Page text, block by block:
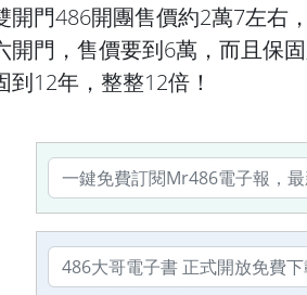
開門486開團售價約2萬7左右
開門，售價要到6萬，而且保
到12年，整整12倍！